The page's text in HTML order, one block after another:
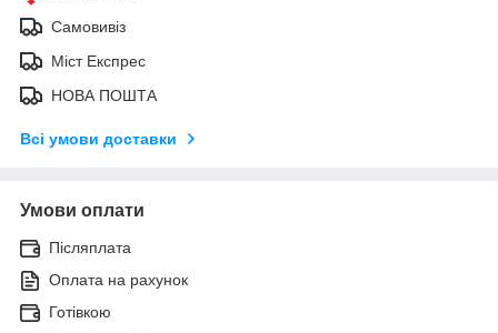
Самовивіз
Міст Експрес
НОВА ПОШТА
Всі умови доставки
Умови оплати
Післяплата
Оплата на рахунок
Готівкою